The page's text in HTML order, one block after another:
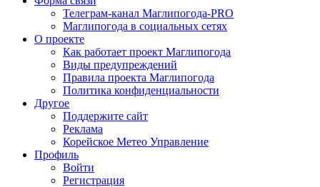
Телеграм-канал Маглипогода-PRO
Маглипогода в социальных сетях
О проекте
Как работает проект Маглипогода
Виды предупреждений
Правила проекта Маглипогода
Политика конфиденциальности
Другое
Поддержите сайт
Реклама
Корейское Метео Управление
Профиль
Войти
Регистрация